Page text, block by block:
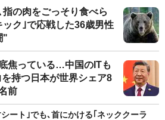
の肉をごっそり食べら
ク｣で応戦した36歳男性
"
焦っている…中国のITも
持つ日本が世界シェア8
前
ート｣でも､首にかける｢ネッククーラ